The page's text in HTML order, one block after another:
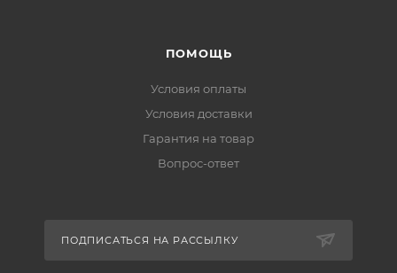
ПОМОЩЬ
Условия оплаты
Условия доставки
Гарантия на товар
Вопрос-ответ
ПОДПИСАТЬСЯ НА РАССЫЛКУ